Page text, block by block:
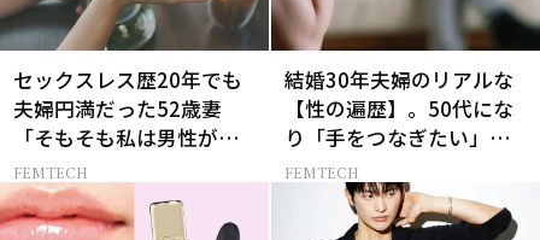
セックスレス歴20年でも
夫婦円満だった52歳妻
「そもそも私は男性が好
き？」更年期をきっかけ
に性について考え始め…
FEMTECH
結婚30年夫婦のリアルな
【性の遍歴】。50代にな
り「手をつなぎたい」と
願う理由とは
FEMTECH